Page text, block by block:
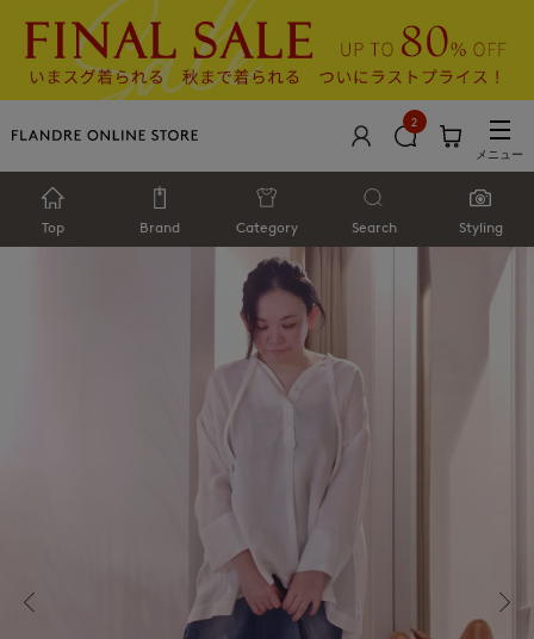
2
メニュー
Top Brand Category Search Styling